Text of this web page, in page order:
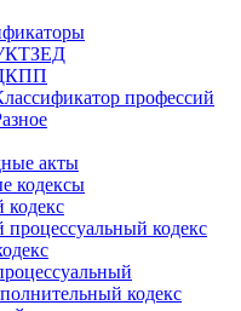
профессий
акты
кодексы
кодекс
процессуальный кодекс
кодекс